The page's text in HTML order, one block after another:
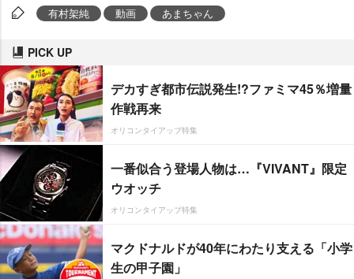
有村架純 動画 あまちゃん
PICK UP
デカすぎ都市伝説発生!?ファミマ45％増量
作戦再来
オリコンタイアップ特集
一番似合う登場人物は…『VIVANT』限定
ウオッチ
オリコンタイアップ特集
マクドナルドが40年にわたり支える「小学
生の甲子園」